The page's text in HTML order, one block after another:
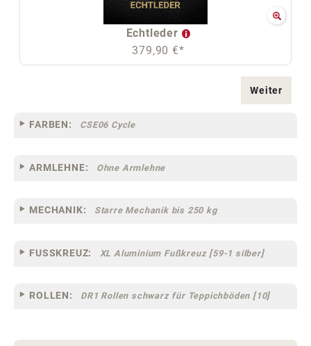
Echtleder
379,90 €*
Weiter
FARBEN: CSE06 Cycle
ARMLEHNE: Ohne Armlehne
MECHANIK: Starre Mechanik bis 250 kg
FUSSKREUZ: XL Aluminium Fußkreuz [59-1 silber]
ROLLEN: DR1 Rollen schwarz für Teppichböden [10]